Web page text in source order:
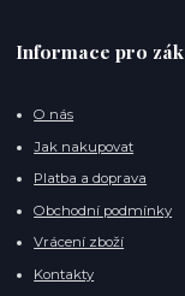
Informace pro
O nás
Jak nakupovat
Platba a doprava
Obchodní podmínky
Vrácení zboží
Kontakty